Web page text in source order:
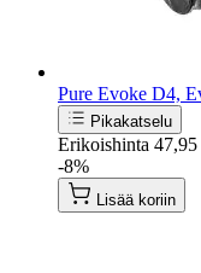
Pure Evoke D4,
Pikakatselu
Erikoishinta 47,95
-8%
Lisää koriin